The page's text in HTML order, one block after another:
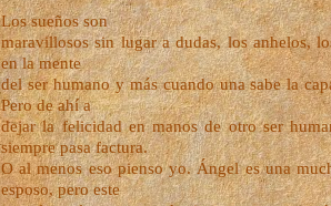
Los sueños son
maravillosos sin lugar a dudas, los anhelos,
en la mente
del ser humano y más cuando una sabe la
Pero de ahí a
dejar la felicidad en manos de otro ser
siempre pasa factura.
O al menos eso pienso yo. Ángel es una
esposo, pero este